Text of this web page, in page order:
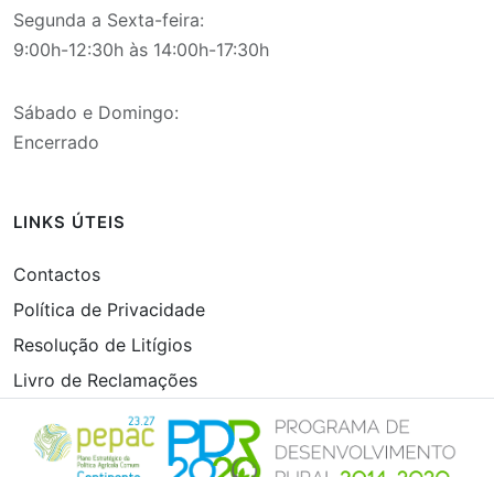
Segunda a Sexta-feira:
9:00h-12:30h às 14:00h-17:30h
Sábado e Domingo:
Encerrado
LINKS ÚTEIS
Contactos
Política de Privacidade
Resolução de Litígios
Livro de Reclamações